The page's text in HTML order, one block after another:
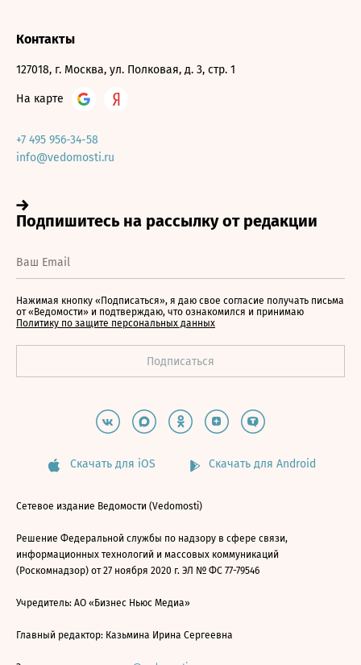
Контакты
127018, г. Москва, ул. Полковая, д. 3, стр. 1
На карте
+7 495 956-34-58
info@vedomosti.ru
Нажимая кнопку «Подписаться», я даю свое согласие получать письма
от «Ведомости» и подтверждаю, что ознакомился и принимаю
Политику по защите персональных данных
Скачать для iOS Скачать для Android
Сетевое издание Ведомости (Vedomosti)
Решение Федеральной службы по надзору в сфере связи,
информационных технологий и массовых коммуникаций
(Роскомнадзор) от 27 ноября 2020 г. ЭЛ № ФС 77-79546
Учредитель: АО «Бизнес Ньюс Медиа»
Главный редактор: Казьмина Ирина Сергеевна